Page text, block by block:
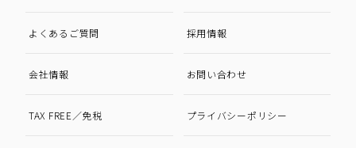
よくあるご質問 採用情報
会社情報 お問い合わせ
TAX FREE／免税 プライバシーポリシー